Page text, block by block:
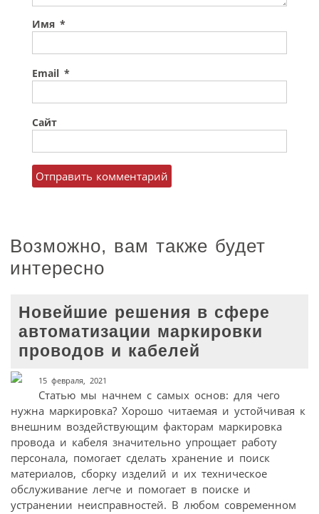
Имя *
Email *
Сайт
Возможно, вам также будет
интересно
Новейшие решения в сфере
автоматизации маркировки
проводов и кабелей
15 февраля, 2021
Статью мы начнем с самых основ: для чего
нужна маркировка? Хорошо читаемая и устойчивая к
внешним воздействующим факторам маркировка
провода и кабеля значительно упрощает работу
персонала, помогает сделать хранение и поиск
материалов, сборку изделий и их техническое
обслуживание легче и помогает в поиске и
устранении неисправностей. В любом современном